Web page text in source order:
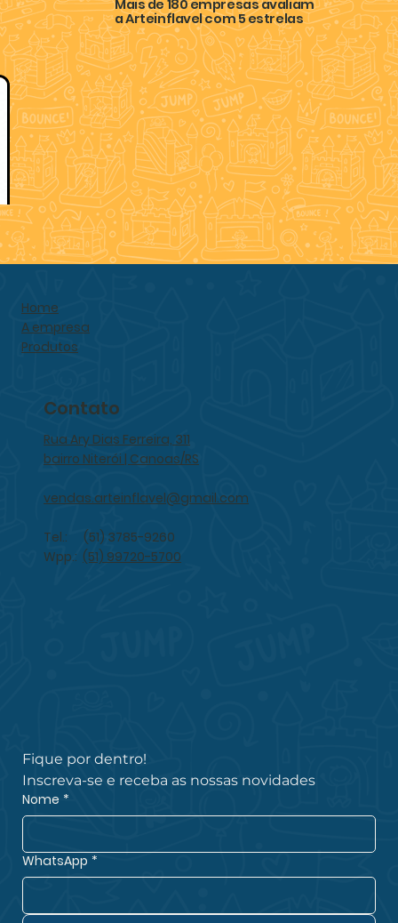
Mais de 180 empresas avaliam
a Arteinflavel com 5 estrelas
Home
A empresa
Produtos
Contato
Rua Ary Dias Ferreira, 311
bairro Niterói | Canoas/RS
vendas.arteinflavel@gmail.com
Tel.: (51) 3785-9260
Wpp.: (51) 99720-5700
Fique por dentro!
Inscreva-se e receba as nossas novidades
Nome *
WhatsApp *